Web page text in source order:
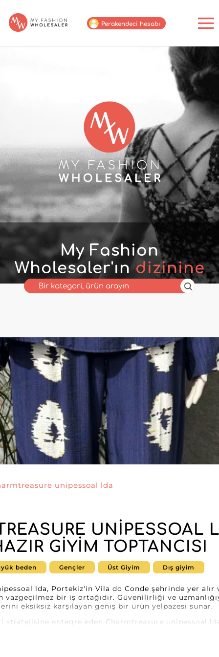
Perakendeci hesabı
My Fashion
Wholesaler'ın dizinine
hoş geldiniz
unipessoal lda
UNIPESSOAL
GIYIM TOPTANCISI
beden Gençler Üst Giyim Dış giyim
lda, Portekiz'in Vila do Conde şehrinde yer
vazgeçilmez bir iş ortağıdır. Güvenilirliği ve
eksiksiz karşılayan geniş bir ürün yelpazesi sunar.
stratejisine entegre eden Charmtreasure unipessoal